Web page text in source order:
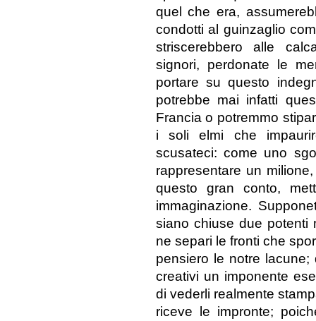
quel che era,
condotti al guinzaglio
striscerebbero alle
signori, perdonate le
portare su questo
potrebbe mai infatti
Francia o potremmo
i soli elmi che
scusateci: come uno
rappresentare un
questo gran conto,
immaginazione.
siano chiuse due potenti
ne separi le fronti che
pensiero le notre
creativi un imponente
di vederli realmente
riceve le impronte;